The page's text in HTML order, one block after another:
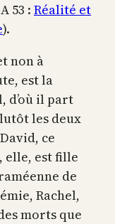
53 : Réalité et
).
non à
est la
d’où il part
les deux
ce
elle, est fille
de
Rachel,
morts que